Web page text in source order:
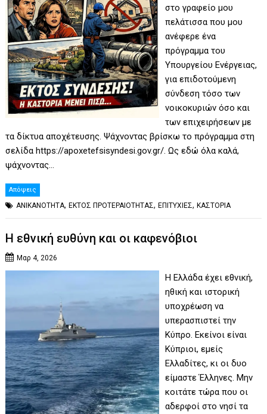
στο γραφείο μου
πελάτισσα που μου
ανέφερε ένα
πρόγραμμα του
Υπουργείου Ενέργειας,
για επιδοτούμενη
σύνδεση τόσο των
νοικοκυριών όσο και
των επιχειρήσεων με
τα δίκτυα αποχέτευσης. Ψάχνοντας βρίσκω το πρόγραμμα στη
σελίδα https://apoxetefsisyndesi.gov.gr/. Ως εδώ όλα καλά,
ψάχνοντας…
Απόψεις
ΑΝΙΚΑΝΟΤΗΤΑ,ΕΚΤΟΣ ΠΡΟΤΕΡΑΙΟΤΗΤΑΣ,ΕΠΙΤΥΧΙΕΣ,ΚΑΣΤΟΡΙΑ
Η εθνική ευθύνη και οι καφενόβιοι
Μαρ 4, 2026
Η Ελλάδα έχει εθνική,
ηθική και ιστορική
υποχρέωση να
υπερασπιστεί την
Κύπρο. Εκείνοι είναι
Κύπριοι, εμείς
Ελλαδίτες, κι οι δυο
είμαστε Έλληνες. Μην
κοιτάτε τώρα που οι
αδερφοί στο νησί τα